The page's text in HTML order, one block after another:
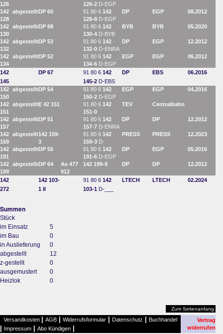
126
126-2 D-EGP
142
128
abgestelltDP 60 91 80 6 142
128-8 D-EGP
DP EGP 08.2012
142
130
abgestelltDP 68 91 80 6 142
130-4 D-BYB
BYB BYB 05.2020
142
132
abgestelltDP 53 91 80 6 142
132-0 D-ENRA
DP EGP 12.2012
142
134
abgestelltDP 52 91 80 6 142
134-6 D-EGP
EGP EGP 06.2012
142
145
DP 67 91 80 6 142
145-2 D-EBS
DP EBS 06.2016
142
150
abgestelltDP 54 91 80 6 142
150-2 D-EGP
EGP EGP 04.2016
142
151
abgestelltE 42 151 91 80 6 142
151-0
TEV Centralbahn
142
157
abgestelltDP 51 91 80 6 142
157-7 D-ENRA
DP DP 12.2012
142
159
abgestellt142 159-
3
91 80 6 142
159-3 D-
PRESS PRESS 12.2023
142
191
abgestelltDP 55 91 80 6 142
191-6 D-EGP
DP EGP 05.2016
142
199
abgestelltDP 64
Ae 477
912
142 199-9 DP DP 12.2012
142
272
142 103-
1 II
91 80 6 142
103-1 D-___
LTECH LTECH 02.2024
Summen
Stück
im Einsatz
5
im Bau
0
in Auslieferung
0
abgestellt
12
z-gestellt
0
ausgemustert
0
Heizlok
0
Zum Seitenanfang
Versandkosten AGB Widerrufsformular Datenschutz Buchhandel
Impressum Abo Kündigen
Vertrag
widerrufen